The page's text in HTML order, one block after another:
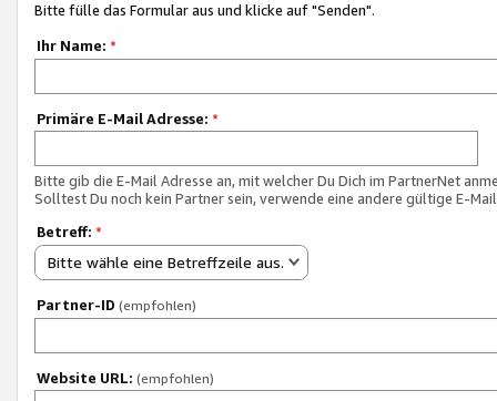
Bitte fülle das Formular aus und klicke auf "Senden".
Ihr Name: *
Primäre E-Mail Adresse: *
Bitte gib die E-Mail Adresse an, mit welcher Du Dich im PartnerNet
Solltest Du noch kein Partner sein, verwende eine andere gültige E-
Betreff: *
Bitte wähle eine Betreffzeile aus.
Partner-ID (empfohlen)
Website URL: (empfohlen)